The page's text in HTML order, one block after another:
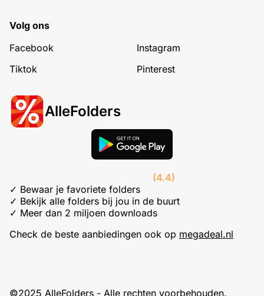
Volg ons
Facebook
Instagram
Tiktok
Pinterest
AlleFolders
(4.4)
✓ Bewaar je favoriete folders
✓ Bekijk alle folders bij jou in de buurt
✓ Meer dan 2 miljoen downloads
Check de beste aanbiedingen ook op megadeal.nl
©2025 AlleFolders - Alle rechten voorbehouden.